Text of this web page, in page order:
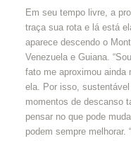
Em seu tempo livre, a
traça sua rota e lá está
aparece descendo o
Venezuela e Guiana.
fato me aproximou ainda
ela. Por isso,
momentos de descanso
pensar no que pode
podem sempre melhorar.